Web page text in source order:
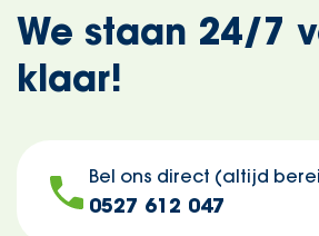
We staan 24/7
klaar!
Bel ons direct (altijd
0527 612 047